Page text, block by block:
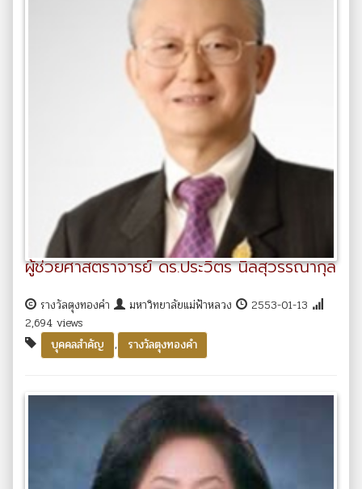
ผู้ช่วยศาสตราจารย์ ดร.ประวิตร นิลสุวรรณากุล
รางวัลตุงทองคำ มหาวิทยาลัยแม่ฟ้าหลวง
2553-01-13
2,694 views
บุคคลสำคัญ
, รางวัลตุงทองคำ